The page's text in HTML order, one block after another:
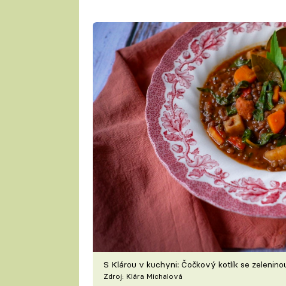
S Klárou v kuchyni: Čočkový kotlík se
Zdroj: Klára Michalová